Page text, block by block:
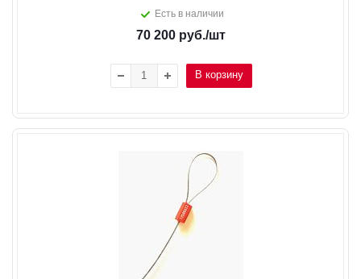
Есть в наличии
70 200 руб./шт
В корзину